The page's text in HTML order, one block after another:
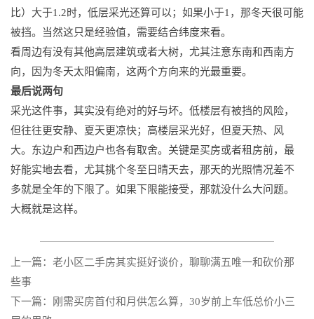
比）大于1.2时，低层采光还算可以；如果小于1，那冬天很可能
被挡。当然这只是经验值，需要结合纬度来看。
看周边有没有其他高层建筑或者大树，尤其注意东南和西南方
向，因为冬天太阳偏南，这两个方向来的光最重要。
最后说两句
采光这件事，其实没有绝对的好与坏。低楼层有被挡的风险，
但往往更安静、夏天更凉快；高楼层采光好，但夏天热、风
大。东边户和西边户也各有取舍。关键是买房或者租房前，最
好能实地去看，尤其挑个冬至日晴天去，那天的光照情况差不
多就是全年的下限了。如果下限能接受，那就没什么大问题。
大概就是这样。
上一篇：老小区二手房其实挺好谈价，聊聊满五唯一和砍价那
些事
下一篇：刚需买房首付和月供怎么算，30岁前上车低总价小三